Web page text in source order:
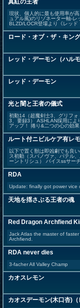
真紅の王者
現状、個人的に最も使用率が
ュアル風)のリゾネーター軸-レ
BLZD/LOCR登場より《レッド
ロード・オブ・ザ・キング
レッド・デーモン（ハルモ
レッド・デーモン
光と闇と王者の儀式
初動14（超魔剣士3、グリフ
3、要録3） ASHLAN採用によ
アップ！ 捲り&二つの心の効
ルート付ニビルケア有レ
以下で置く獣は即凶劇でも良
ス初動（スパノヴァ、パテル
ーントリシュ） バイスssサー
RDA
Update: finally got power vice
天地を揺さぶる王者の魂
Red Dragon Archfiend
Jack Atlas the master of
Archfiend.
RDA never dies
3-facher All Valley Champ
カオスレモン
カオスデーモン(木口杏)（